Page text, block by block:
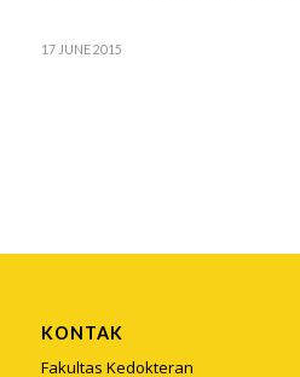
17 JUNE 2015
KONTAK
Fakultas Kedokteran